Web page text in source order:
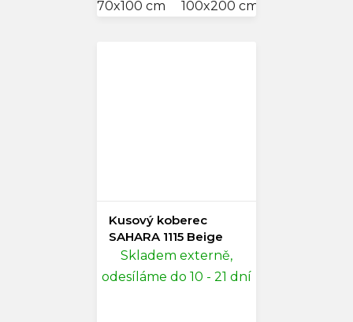
70x100 cm 100x200 cm
Kusový koberec
SAHARA 1115 Beige
Skladem externě,
odesíláme do 10 - 21 dní